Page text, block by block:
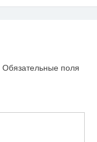
Обязательные поля